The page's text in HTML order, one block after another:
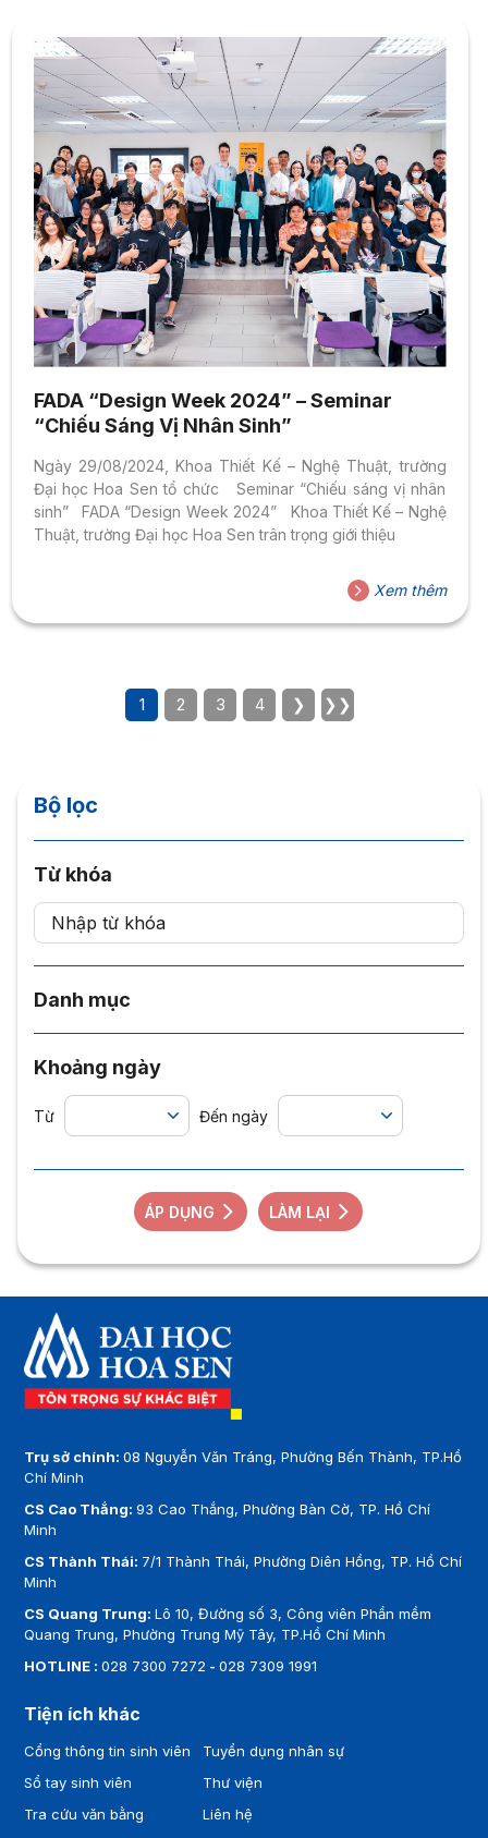
FADA “Design Week 2024” – Seminar
“Chiếu Sáng Vị Nhân Sinh”
Ngày 29/08/2024, Khoa Thiết Kế – Nghệ Thuật, trường
Đại học Hoa Sen tổ chức Seminar “Chiếu sáng vị nhân
sinh” FADA “Design Week 2024” Khoa Thiết Kế – Nghệ
Thuật, trường Đại học Hoa Sen trân trọng giới thiệu
Xem thêm
1 2 3 4 ❯ ❯❯
Bộ lọc
Từ khóa
Danh mục
Khoảng ngày
Từ Đến ngày
ÁP DỤNG LÀM LẠI
Trụ sở chính:08 Nguyễn Văn Tráng, Phường Bến Thành, TP.Hồ
Chí Minh
CS Cao Thắng:93 Cao Thắng, Phường Bàn Cờ, TP. Hồ Chí
Minh
CS Thành Thái: 7/1 Thành Thái, Phường Diên Hồng, TP. Hồ Chí
Minh
CS Quang Trung:Lô 10, Đường số 3, Công viên Phần mềm
Quang Trung, Phường Trung Mỹ Tây, TP.Hồ Chí Minh
HOTLINE :028 7300 7272 -028 7309 1991
Tiện ích khác
Cổng thông tin sinh viên
Sổ tay sinh viên
Tra cứu văn bằng
Tuyển dụng nhân sự
Thư viện
Liên hệ